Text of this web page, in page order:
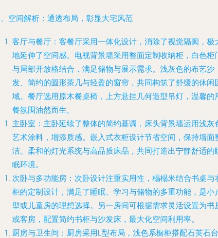
空间解析：通透布局，彰显大宅风范
客厅与餐厅 ：客餐厅采用一体化设计，消除了视觉隔阂，极
地延伸了空间感。电视背景墙采用整面定制收纳柜，白色柜
与局部开放格结合，满足储物与展示需求。浅灰色的布艺沙
发、简约的圆形茶几与轻盈的窗帘，共同构筑了舒缓的休闲
域。餐厅选用原木餐桌椅，上方悬挂几何造型吊灯，温馨的
餐氛围油然而生。
主卧室 ：主卧延续了整体的简约基调，床头背景墙运用浅灰
艺术涂料，增添质感。嵌入式衣柜设计节省空间，保持墙面
洁。柔和的灯光系统与高品质床品，共同打造出宁静舒适的
眠环境。
次卧与多功能房 ：次卧设计注重实用性，榻榻米结合书桌与
柜的定制设计，满足了睡眠、学习与储物的多重功能，是小
型或儿童房的理想选择。另一房间可根据需求灵活设置为书
或客房，配置简约书柜与沙发床，最大化空间利用率。
厨房与卫生间 ：厨房采用L型布局，浅色系橱柜搭配石英石台